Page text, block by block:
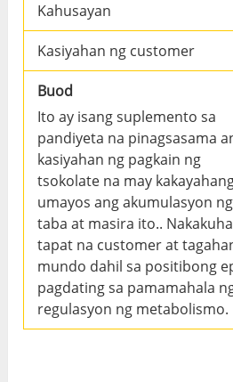
Kahusayan
Kasiyahan ng customer
Buod
Ito ay isang suplemento sa
pandiyeta na pinagsasama
kasiyahan ng pagkain ng
tsokolate na may
umayos ang akumulasyon ng
taba at masira ito..
tapat na customer at
mundo dahil sa positibong
pagdating sa pamamahala
regulasyon ng metabolismo.